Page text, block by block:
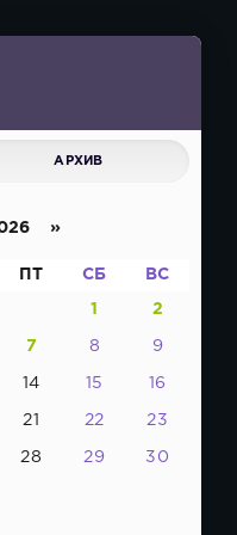
АРХИВ
»
ПТ СБ ВС
1 2
7 8 9
14 15 16
21 22 23
28 29 30